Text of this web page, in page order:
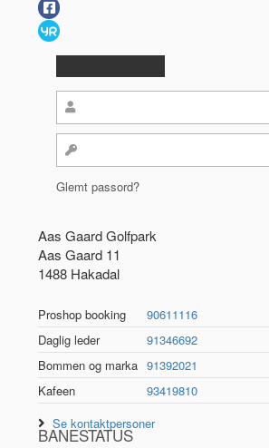
Glemt passord?
Aas Gaard Golfpark
Aas Gaard 11
1488 Hakadal
Proshop booking
90611116
Daglig leder
91346692
Bommen og marka 91392021
Kafeen
93419810
Se kontaktpersoner
BANESTATUS